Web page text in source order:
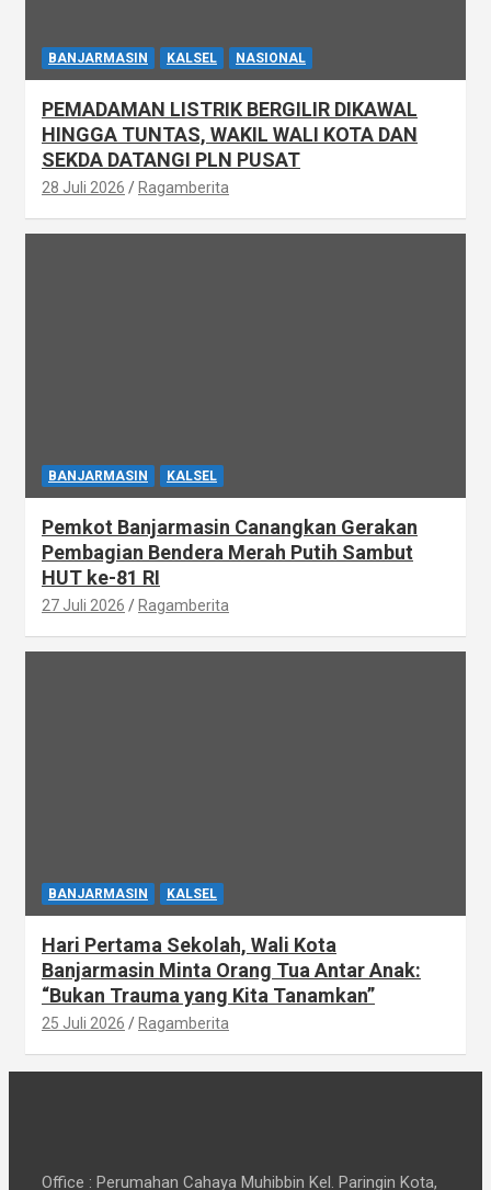
BANJARMASIN KALSEL NASIONAL
PEMADAMAN LISTRIK BERGILIR DIKAWAL
HINGGA TUNTAS, WAKIL WALI KOTA DAN
SEKDA DATANGI PLN PUSAT
28 Juli 2026 Ragamberita
BANJARMASIN KALSEL
Pemkot Banjarmasin Canangkan Gerakan
Pembagian Bendera Merah Putih Sambut
HUT ke-81 RI
27 Juli 2026 Ragamberita
BANJARMASIN KALSEL
Hari Pertama Sekolah, Wali Kota
Banjarmasin Minta Orang Tua Antar Anak:
“Bukan Trauma yang Kita Tanamkan”
25 Juli 2026 Ragamberita
Office : Perumahan Cahaya Muhibbin Kel. Paringin Kota,